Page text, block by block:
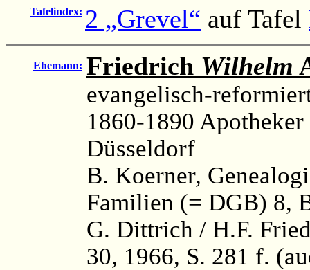
Tafelindex: 2 „Grevel“ auf Tafel
Ehemann: Friedrich Wilhelm
evangelisch-
1860-1890
Düsseldorf
B. Koerner,
Familien (= DGB) 8,
G. Dittrich / H.F.
30, 1966, S. 281 f.